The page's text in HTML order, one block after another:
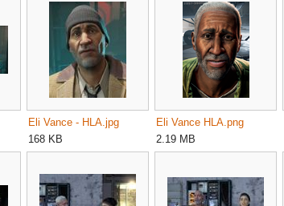
Eli Vance - HLA.jpg
168 KB
Eli Vance HLA.png
2.19 MB